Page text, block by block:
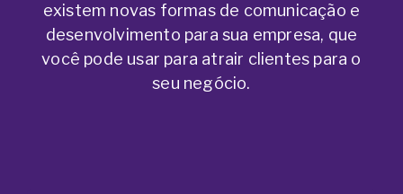
existem novas formas de comunicação e
desenvolvimento para sua empresa, que
você pode usar para atrair clientes para o
seu negócio.